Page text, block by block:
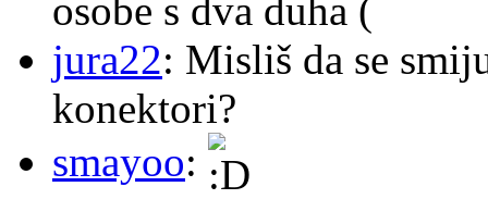
osobe s dva duha (
jura22: Misliš da se
konektori?
smayoo: